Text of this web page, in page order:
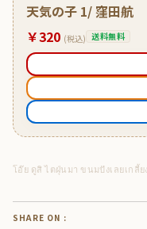
天気の子 1/ 窪田航
￥320 (税込) 送料無料
โอ๊ย ดูสิ ไตฝุ่นมา ขนมปังเลยเกลี้ย
SHARE ON :